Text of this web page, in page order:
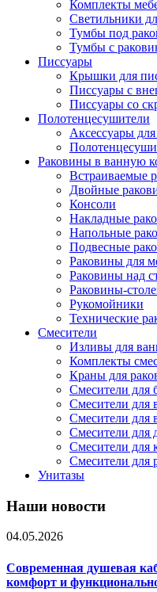
Комплекты
Светильники
Тумбы под
Тумбы с
Писсуары
Крышки для
Писсуары с
Писсуары со
Полотенцесушители
Аксессуары
Раковины в ванную
Встраиваемые
Двойные
Консоли
Накладные
Напольные
Подвесные
Раковины для
Раковины над
Раковины-
Рукомойники
Технические
Смесители
Изливы для
Комплекты
Краны для
Смесители для
Смесители для
Смесители для
Смесители для
Смесители для
Смесители для
Унитазы
Наши новости
04.05.2026
Современная душевая
комфорт и